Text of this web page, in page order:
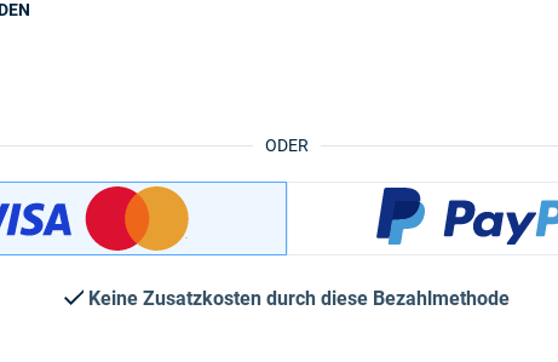
ODER
Keine Zusatzkosten durch diese Bezahlmethode